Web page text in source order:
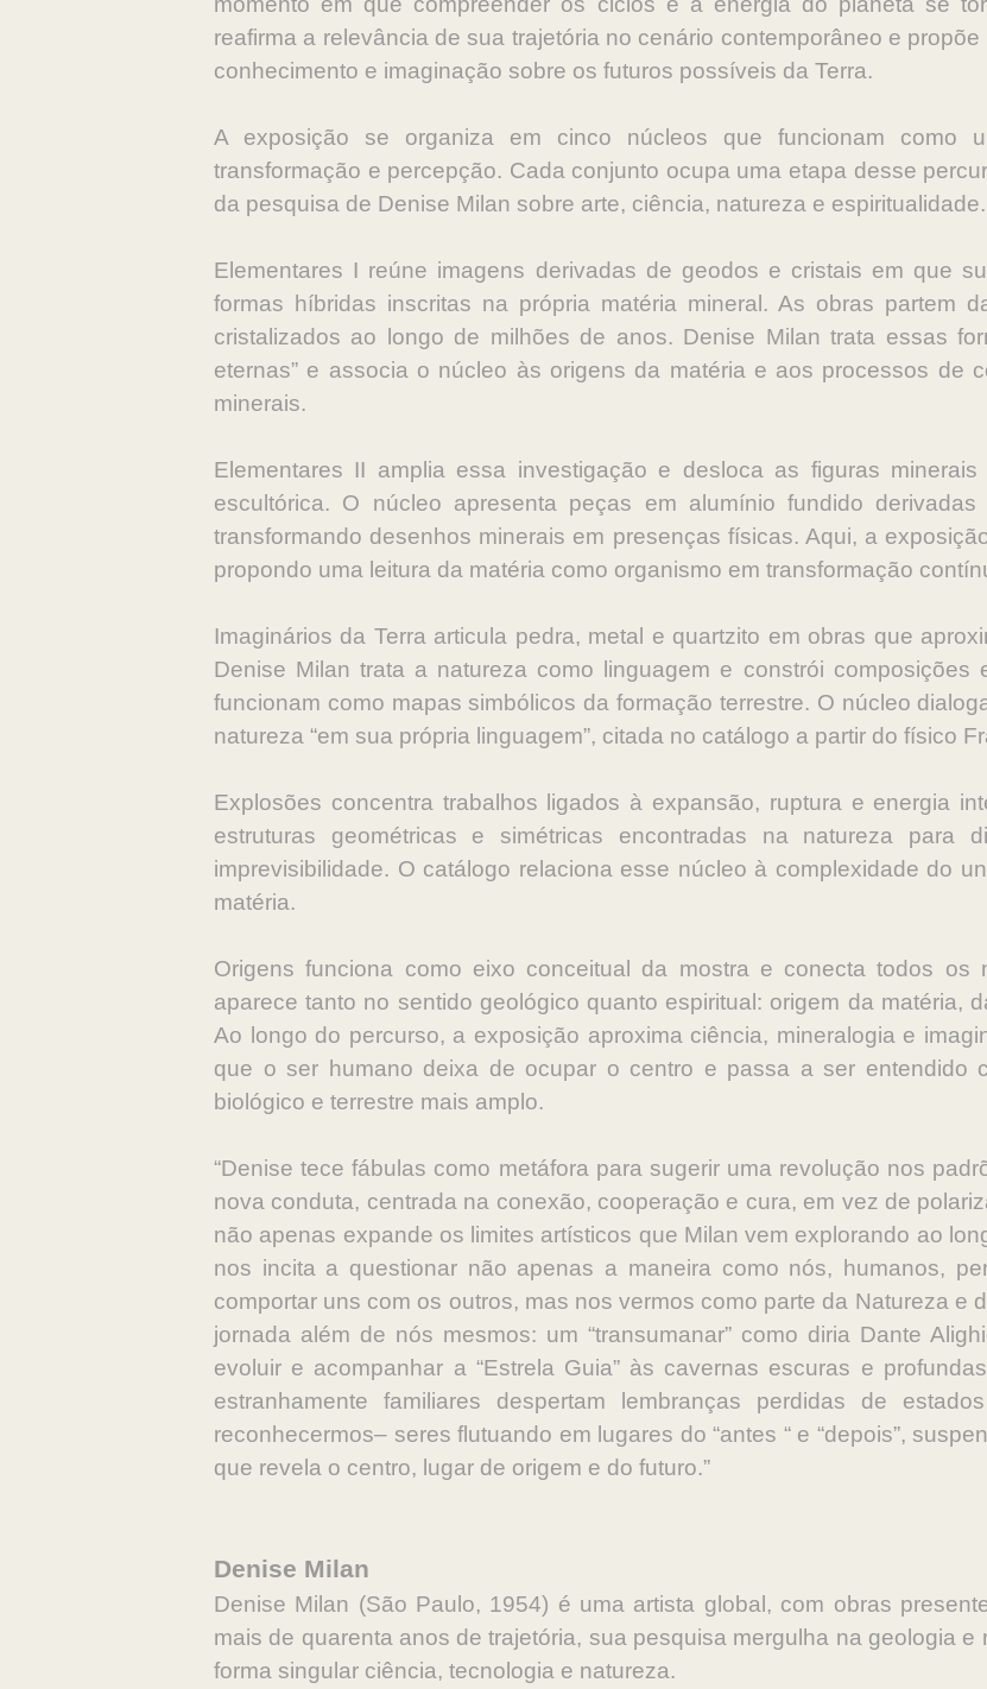
reafirma a relevância de sua trajetória no cenário contemporâneo e
conhecimento e imaginação sobre os futuros possíveis da Terra.
A exposição se organiza em cinco núcleos que funcionam como
transformação e percepção. Cada conjunto ocupa uma etapa desse
da pesquisa de Denise Milan sobre arte, ciência, natureza e espiritualidade.
Elementares I reúne imagens derivadas de geodos e cristais em que
formas híbridas inscritas na própria matéria mineral. As obras partem
cristalizados ao longo de milhões de anos. Denise Milan trata essas
eternas” e associa o núcleo às origens da matéria e aos processos de
minerais.
Elementares II amplia essa investigação e desloca as figuras
escultórica. O núcleo apresenta peças em alumínio fundido
transformando desenhos minerais em presenças físicas. Aqui, a
propondo uma leitura da matéria como organismo em transformação
Imaginários da Terra articula pedra, metal e quartzito em obras que
Denise Milan trata a natureza como linguagem e constrói composições
funcionam como mapas simbólicos da formação terrestre. O núcleo
natureza “em sua própria linguagem”, citada no catálogo a partir do físico
Explosões concentra trabalhos ligados à expansão, ruptura e energia
estruturas geométricas e simétricas encontradas na natureza para
imprevisibilidade. O catálogo relaciona esse núcleo à complexidade do
matéria.
Origens funciona como eixo conceitual da mostra e conecta todos os
aparece tanto no sentido geológico quanto espiritual: origem da matéria,
Ao longo do percurso, a exposição aproxima ciência, mineralogia e
que o ser humano deixa de ocupar o centro e passa a ser entendido
biológico e terrestre mais amplo.
“Denise tece fábulas como metáfora para sugerir uma revolução nos
nova conduta, centrada na conexão, cooperação e cura, em vez de
não apenas expande os limites artísticos que Milan vem explorando ao
nos incita a questionar não apenas a maneira como nós, humanos,
comportar uns com os outros, mas nos vermos como parte da Natureza e
jornada além de nós mesmos: um “transumanar” como diria Dante
evoluir e acompanhar a “Estrela Guia” às cavernas escuras e
estranhamente familiares despertam lembranças perdidas de
reconhecermos– seres flutuando em lugares do “antes “ e “depois”,
que revela o centro, lugar de origem e do futuro.”
Denise Milan
Denise Milan (São Paulo, 1954) é uma artista global, com obras
mais de quarenta anos de trajetória, sua pesquisa mergulha na geologia
forma singular ciência, tecnologia e natureza.